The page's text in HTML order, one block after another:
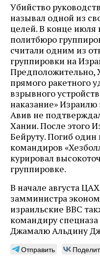
Убийство
называл одной из
целей. В конце июля
политбюро
считали одним из
группировки на
Предположительно,
прямого ракетного
взрывного
наказание» Израилю
Авив не
Хании. После этого
Бейруту. Погиб
командиров
курировал
группировке.
В начале августа
замминистра
израильские ВВС
командиру
Джамалю Альдину
Отправить